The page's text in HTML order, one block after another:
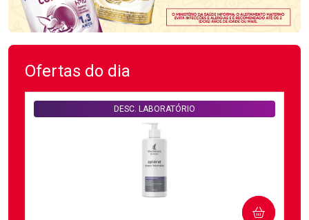
Ofertas do dia
DESC. LABORATÓRIO
COMPRAR